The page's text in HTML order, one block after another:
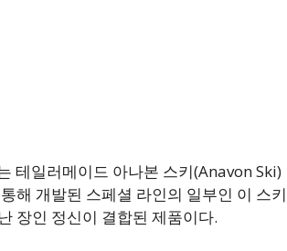
테일러메이드 아나본 스키(Anavon Ski)
해 개발된 스페셜 라인의 일부인 이 스키
장인 정신이 결합된 제품이다.